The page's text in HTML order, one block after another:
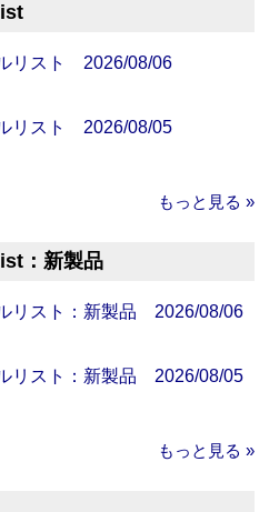
リスト 2026/08/06
リスト 2026/08/05
もっと見る »
：新製品
リスト：新製品 2026/08/06
リスト：新製品 2026/08/05
もっと見る »